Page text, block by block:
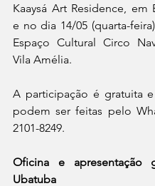
Kaaysá Art Residence, em
e no dia 14/05 (quarta-
Espaço Cultural Circo
Vila Amélia.
A participação é gratuita e
podem ser feitas pelo
2101-8249.
Oficina e apresentação
Ubatuba